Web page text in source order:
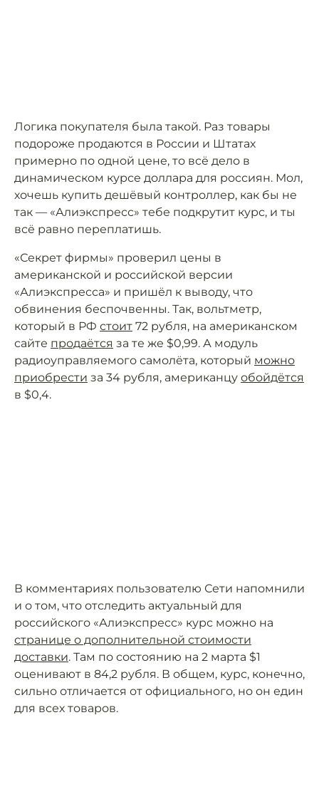
Логика покупателя была такой. Раз товары
подороже продаются в России и Штатах
примерно по одной цене, то всё дело в
динамическом курсе доллара для россиян. Мол,
хочешь купить дешёвый контроллер, как бы не
так — «Алиэкспресс» тебе подкрутит курс, и ты
всё равно переплатишь.
«Секрет фирмы» проверил цены в
американской и российской версии
«Алиэкспресса» и пришёл к выводу, что
обвинения беспочвенны. Так, вольтметр,
который в РФ стоит 72 рубля, на американском
сайте продаётся за те же $0,99. А модуль
радиоуправляемого самолёта, который можно
приобрести за 34 рубля, американцу обойдётся
в $0,4.
В комментариях пользователю Сети напомнили
и о том, что отследить актуальный для
российского «Алиэкспресс» курс можно на
странице о дополнительной стоимости
доставки. Там по состоянию на 2 марта $1
оценивают в 84,2 рубля. В общем, курс, конечно,
сильно отличается от официального, но он един
для всех товаров.